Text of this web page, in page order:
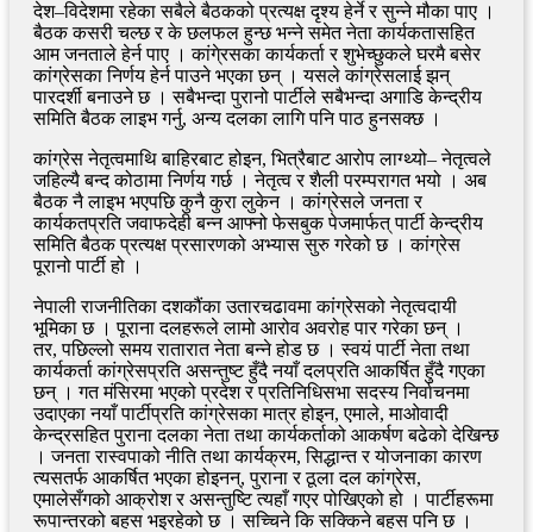
देश–विदेशमा रहेका सबैले बैठकको प्रत्यक्ष दृश्य हेर्ने र सुन्ने मौका पाए ।
बैठक कसरी चल्छ र के छलफल हुन्छ भन्ने समेत नेता कार्यकतासहित
आम जनताले हेर्न पाए । कांगे्रसका कार्यकर्ता र शुभेच्छुकले घरमै बसेर
कांग्रेसका निर्णय हेर्न पाउने भएका छन् । यसले कांग्रेसलाई झन्
पारदर्शी बनाउने छ । सबैभन्दा पुरानो पार्टीले सबैभन्दा अगाडि केन्द्रीय
समिति बैठक लाइभ गर्नु, अन्य दलका लागि पनि पाठ हुनसक्छ ।
कांग्रेस नेतृत्वमाथि बाहिरबाट होइन, भित्रैबाट आरोप लाग्थ्यो– नेतृत्वले
जहिल्यै बन्द कोठामा निर्णय गर्छ । नेतृत्व र शैली परम्परागत भयो । अब
बैठक नै लाइभ भएपछि कुनै कुरा लुकेन । कांग्रेसले जनता र
कार्यकतप्रति जवाफदेही बन्न आफ्नो फेसबुक पेजमार्फत् पार्टी केन्द्रीय
समिति बैठक प्रत्यक्ष प्रसारणको अभ्यास सुरु गरेको छ । कांग्रेस
पूरानो पार्टी हो ।
नेपाली राजनीतिका दशकौंका उतारचढावमा कांग्रेसको नेतृत्वदायी
भूमिका छ । पूराना दलहरूले लामो आरोव अवरोह पार गरेका छन् ।
तर, पछिल्लो समय रातारात नेता बन्ने होड छ । स्वयं पार्टी नेता तथा
कार्यकर्ता कांग्रेसप्रति असन्तुष्ट हुँदै नयाँ दलप्रति आकर्षित हुँदै गएका
छन् । गत मंसिरमा भएको प्रदेश र प्रतिनिधिसभा सदस्य निर्वाचनमा
उदाएका नयाँ पार्टीप्रति कांग्रेसका मात्र होइन, एमाले, माओवादी
केन्द्रसहित पुराना दलका नेता तथा कार्यकर्ताको आकर्षण बढेको देखिन्छ
। जनता रास्वपाको नीति तथा कार्यक्रम, सिद्धान्त र योजनाका कारण
त्यसतर्फ आकर्षित भएका होइनन्, पुराना र ठूला दल कांग्रेस,
एमालेसँगको आक्रोश र असन्तुष्टि त्यहाँ गएर पोखिएको हो । पार्टीहरूमा
रूपान्तरको बहस भइरहेको छ । सच्चिने कि सक्किने बहस पनि छ ।